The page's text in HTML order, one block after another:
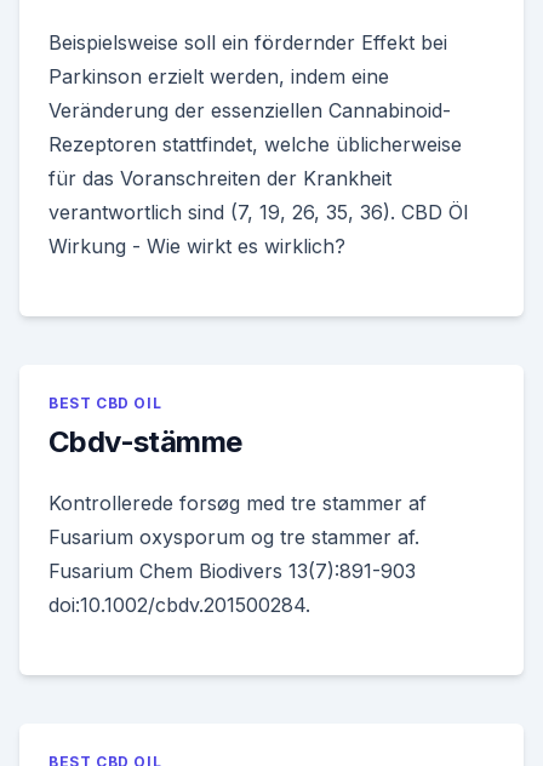
Beispielsweise soll ein fördernder Effekt bei
Parkinson erzielt werden, indem eine
Veränderung der essenziellen Cannabinoid-
Rezeptoren stattfindet, welche üblicherweise
für das Voranschreiten der Krankheit
verantwortlich sind (7, 19, 26, 35, 36). CBD Öl
Wirkung - Wie wirkt es wirklich?
BEST CBD OIL
Cbdv-stämme
Kontrollerede forsøg med tre stammer af
Fusarium oxysporum og tre stammer af.
Fusarium Chem Biodivers 13(7):891-903
doi:10.1002/cbdv.201500284.
BEST CBD OIL